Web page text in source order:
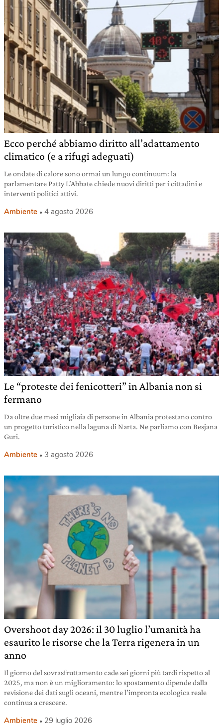
Ecco perché abbiamo diritto all’adattamento
climatico (e a rifugi adeguati)
Le ondate di calore sono ormai un lungo continuum: la
parlamentare Patty L’Abbate chiede nuovi diritti per i cittadini e
interventi politici attivi.
Ambiente 4 agosto 2026
Le “proteste dei fenicotteri” in Albania non si
fermano
Da oltre due mesi migliaia di persone in Albania protestano contro
un progetto turistico nella laguna di Narta. Ne parliamo con Besjana
Guri.
Ambiente 3 agosto 2026
Overshoot day 2026: il 30 luglio l’umanità ha
esaurito le risorse che la Terra rigenera in un
anno
Il giorno del sovrasfruttamento cade sei giorni più tardi rispetto al
2025, ma non è un miglioramento: lo spostamento dipende dalla
revisione dei dati sugli oceani, mentre l’impronta ecologica reale
continua a crescere.
Ambiente 29 luglio 2026